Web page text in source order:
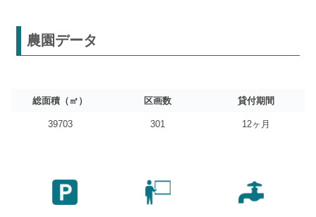
農園データ
総面積（㎡） 区画数 貸付期間
39703 301 12ヶ月